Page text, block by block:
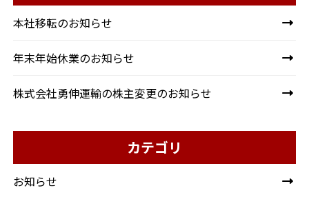
本社移転のお知らせ
年末年始休業のお知らせ
株式会社勇伸運輸の株主変更のお知らせ
カテゴリ
お知らせ